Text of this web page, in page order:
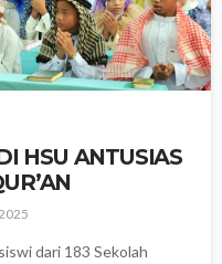
HSU ANTUSIAS
dari 183 Sekolah